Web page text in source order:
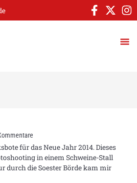
für das Neue Jahr 2014. Dieses
in einem Schweine-Stall
durch die Soester Börde kam mir